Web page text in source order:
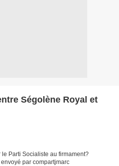
Ségolène Royal et
Parti Socialiste au firmament?
par compartjmarc